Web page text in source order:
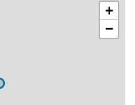
+
−